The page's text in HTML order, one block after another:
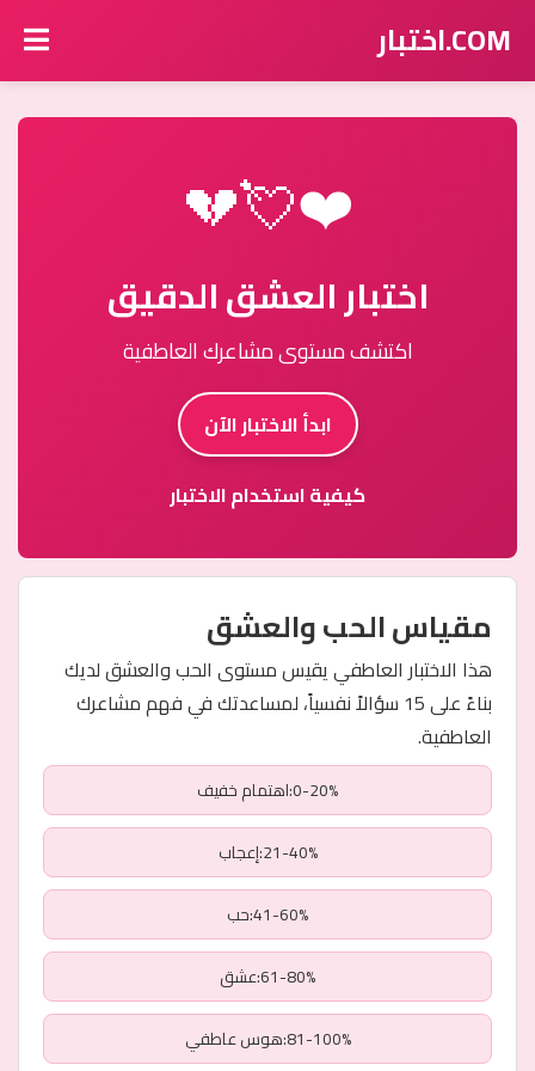
COM.اختبار
❤️💘💔
اختبار العشق الدقيق
اكتشف مستوى مشاعرك العاطفية
ابدأ الاختبار الآن
كيفية استخدام الاختبار
مقياس الحب والعشق
هذا الاختبار العاطفي يقيس مستوى الحب والعشق لديك
بناءً على 15 سؤالاً نفسياً، لمساعدتك في فهم مشاعرك
العاطفية.
0-20%:اهتمام خفيف
21-40%:إعجاب
41-60%:حب
61-80%:عشق
81-100%:هوس عاطفي